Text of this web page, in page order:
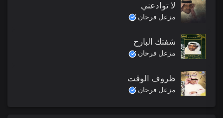
لا توادعني
مزعل فرحان
شفتك البارح
مزعل فرحان
ظروف الوقت
مزعل فرحان